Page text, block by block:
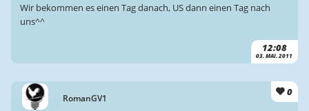
12:08
03. MAI. 2011
Wir bekommen es einen Tag danach, US dann einen Tag nach
uns^^
RomanGV1
0